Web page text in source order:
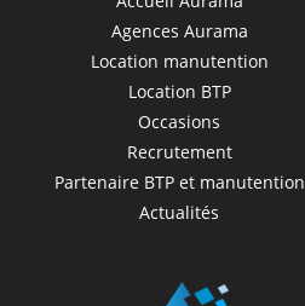
Agences Aurama
Location manutention
Location BTP
Occasions
Recrutement
Partenaire BTP et manutention
Actualités